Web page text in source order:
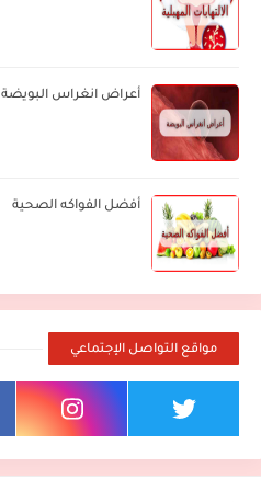
أعراض انغراس البويضة
أفضل الفواكه الصحية
مواقع التواصل الإجتماعي